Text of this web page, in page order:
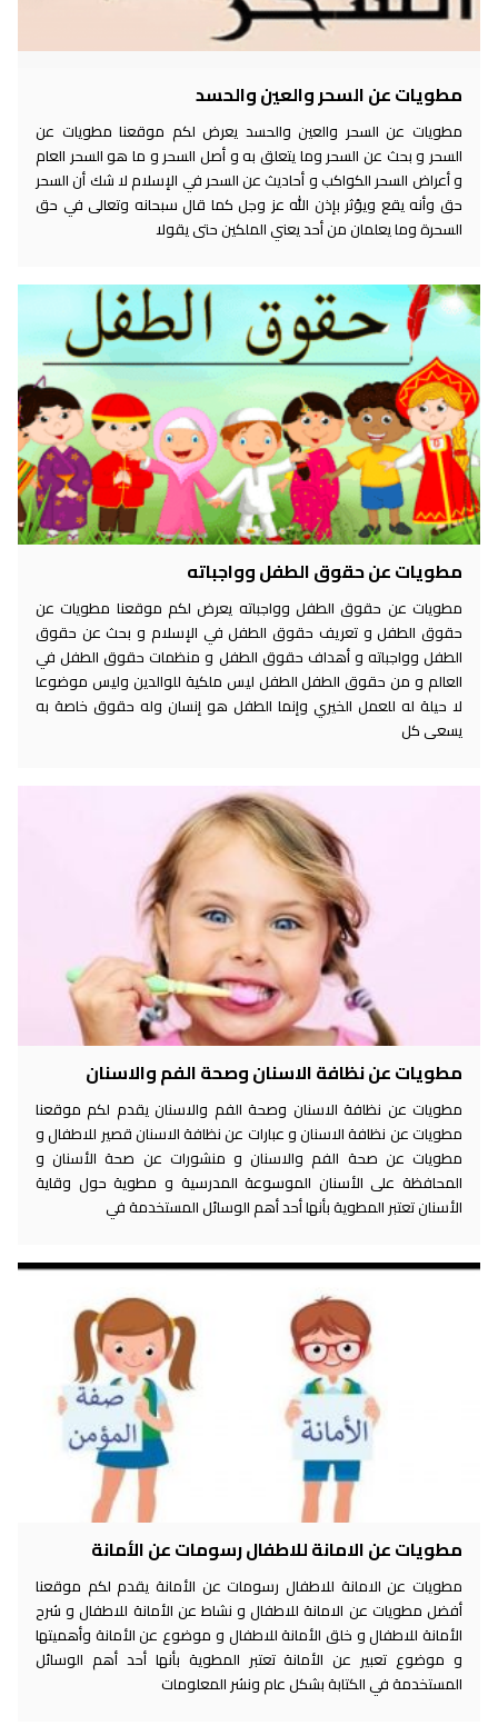
مطويات عن السحر والعين والحسد
مطويات عن السحر والعين والحسد يعرض لكم موقعنا مطويات عن
السحر و بحث عن السحر وما يتعلق به و أصل السحر و ما هو السحر العام
و أعراض السحر الكواكب و أحاديث عن السحر في الإسلام لا شك أن السحر
حق وأنه يقع ويؤثر بإذن الله عز وجل كما قال سبحانه وتعالى في حق
السحرة وما يعلمان من أحد يعني الملكين حتى يقولا
مطويات عن حقوق الطفل وواجباته
مطويات عن حقوق الطفل وواجباته يعرض لكم موقعنا مطويات عن
حقوق الطفل و تعريف حقوق الطفل في الإسلام و بحث عن حقوق
الطفل وواجباته و أهداف حقوق الطفل و منظمات حقوق الطفل في
العالم و من حقوق الطفل الطفل ليس ملكية للوالدين وليس موضوعا
لا حيلة له للعمل الخيري وإنما الطفل هو إنسان وله حقوق خاصة به
يسعى كل
مطويات عن نظافة الاسنان وصحة الفم والاسنان
مطويات عن نظافة الاسنان وصحة الفم والاسنان يقدم لكم موقعنا
مطويات عن نظافة الاسنان و عبارات عن نظافة الاسنان قصير للاطفال و
مطويات عن صحة الفم والاسنان و منشورات عن صحة الأسنان و
المحافظة على الأسنان الموسوعة المدرسية و مطوية حول وقاية
الأسنان تعتبر المطوية بأنها أحد أهم الوسائل المستخدمة في
مطويات عن الامانة للاطفال رسومات عن الأمانة
مطويات عن الامانة للاطفال رسومات عن الأمانة يقدم لكم موقعنا
أفضل مطويات عن الامانة للاطفال و نشاط عن الأمانة للاطفال و شرح
الأمانة للاطفال و خلق الأمانة للاطفال و موضوع عن الأمانة وأهميتها
و موضوع تعبير عن الأمانة تعتبر المطوية بأنها أحد أهم الوسائل
المستخدمة في الكتابة بشكل عام ونشر المعلومات